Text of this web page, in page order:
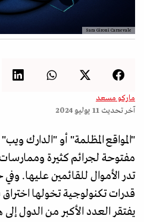
Sara Gironi Carnevale
ماركو مسعد
آخر تحديث 11 يوليو 2024
مفتوحة لجرائم كثيرة وممارسات
تدر الأموال للقائمين عليها.
قدرات تكنولوجية تخولها اختراق
يفتقر العدد الأكبر من الدول